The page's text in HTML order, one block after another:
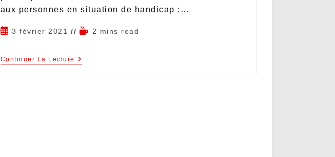
aux personnes en situation de handicap :…
3 février 2021 2 mins read
Continuer La Lecture